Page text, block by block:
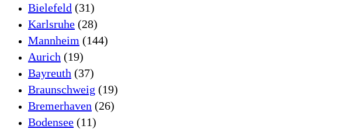
Bielefeld (31)
Karlsruhe (28)
Mannheim (144)
Aurich (19)
Bayreuth (37)
Braunschweig (19)
Bremerhaven (26)
Bodensee (11)